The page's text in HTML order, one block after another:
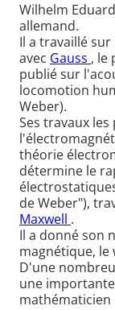
Wilhelm
allemand.
Il a travaillé
avec Gauss , le
publié sur
locomotion
Weber).
Ses travaux
théorie
détermine le
de Weber"),
Maxwell .
Il a donné son
magnétique, le
D'une
une
mathématicien